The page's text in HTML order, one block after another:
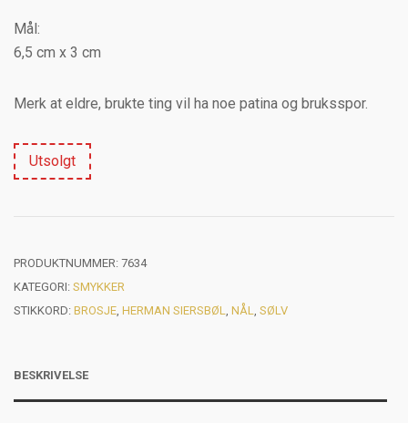
Mål:
6,5 cm x 3 cm
Merk at eldre, brukte ting vil ha noe patina og bruksspor.
Utsolgt
PRODUKTNUMMER: 7634
KATEGORI: SMYKKER
STIKKORD: BROSJE HERMAN SIERSBØL NÅL SØLV
BESKRIVELSE